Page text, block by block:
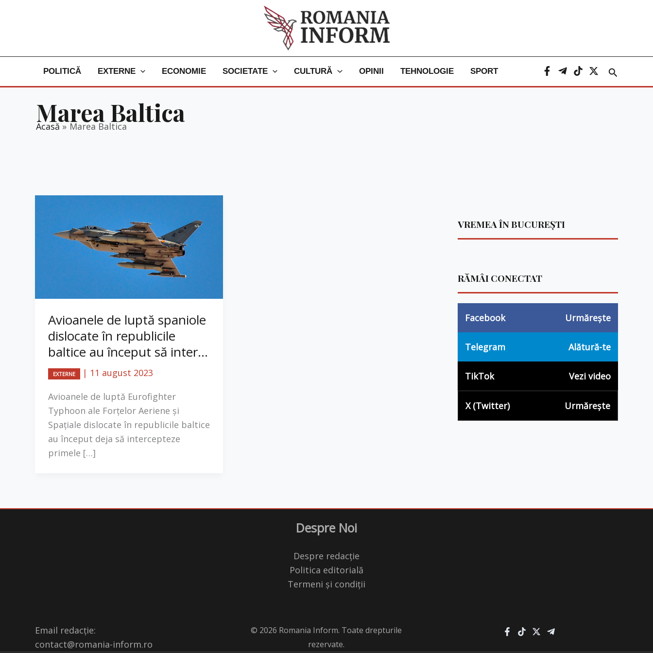
POLITICĂ EXTERNE ECONOMIE SOCIETATE CULTURĂ OPINII TEHNOLOGIE SPORT Caută
Marea Baltica
Acasă Marea Baltica
Avioanele de luptă spaniole
dislocate în republicile
baltice au început să inter...
EXTERNE | 11 august 2023
Avioanele de luptă Eurofighter
Typhoon ale Forțelor Aeriene și
Spațiale dislocate în republicile baltice
au început deja să intercepteze
primele […]
VREMEA ÎN BUCUREȘTI
RĂMÂI CONECTAT
Facebook Urmărește
Telegram Alătură-te
TikTok Vezi video
X (Twitter) Urmărește
Despre Noi
Despre redacție
Politica editorială
Termeni și condiții
Email redacție:
contact@romania-inform.ro
© 2026 Romania Inform. Toate drepturile
rezervate.